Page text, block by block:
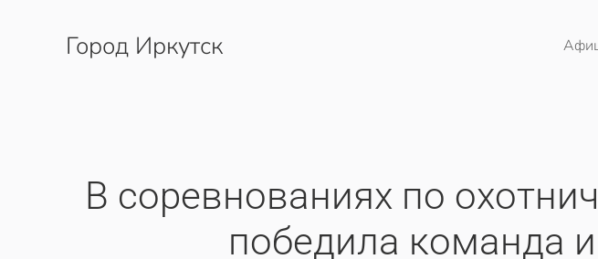
Перейти к содержимому
Город Иркутск
В соревнованиях по
победила команда